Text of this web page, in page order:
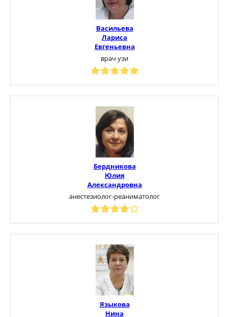
Васильева
Лариса
Евгеньевна
врач узи
Бердникова
Юлия
Александровна
анестезиолог-реаниматолог
Языкова
Нина